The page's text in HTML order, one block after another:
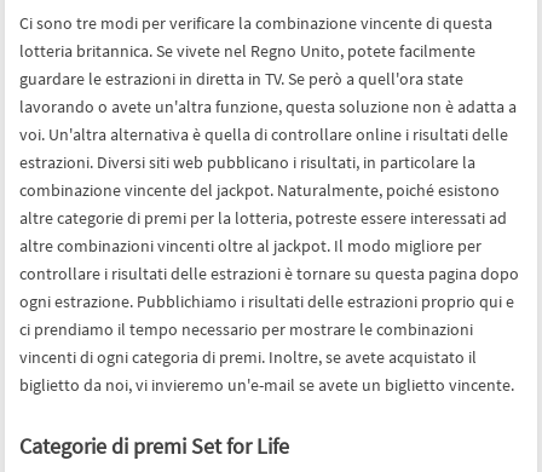
Ci sono tre modi per verificare la combinazione vincente di questa
lotteria britannica. Se vivete nel Regno Unito, potete facilmente
guardare le estrazioni in diretta in TV. Se però a quell'ora state
lavorando o avete un'altra funzione, questa soluzione non è adatta a
voi. Un'altra alternativa è quella di controllare online i risultati delle
estrazioni. Diversi siti web pubblicano i risultati, in particolare la
combinazione vincente del jackpot. Naturalmente, poiché esistono
altre categorie di premi per la lotteria, potreste essere interessati ad
altre combinazioni vincenti oltre al jackpot. Il modo migliore per
controllare i risultati delle estrazioni è tornare su questa pagina dopo
ogni estrazione. Pubblichiamo i risultati delle estrazioni proprio qui e
ci prendiamo il tempo necessario per mostrare le combinazioni
vincenti di ogni categoria di premi. Inoltre, se avete acquistato il
biglietto da noi, vi invieremo un'e-mail se avete un biglietto vincente.
Categorie di premi Set for Life